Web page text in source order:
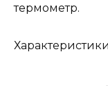
термометр.